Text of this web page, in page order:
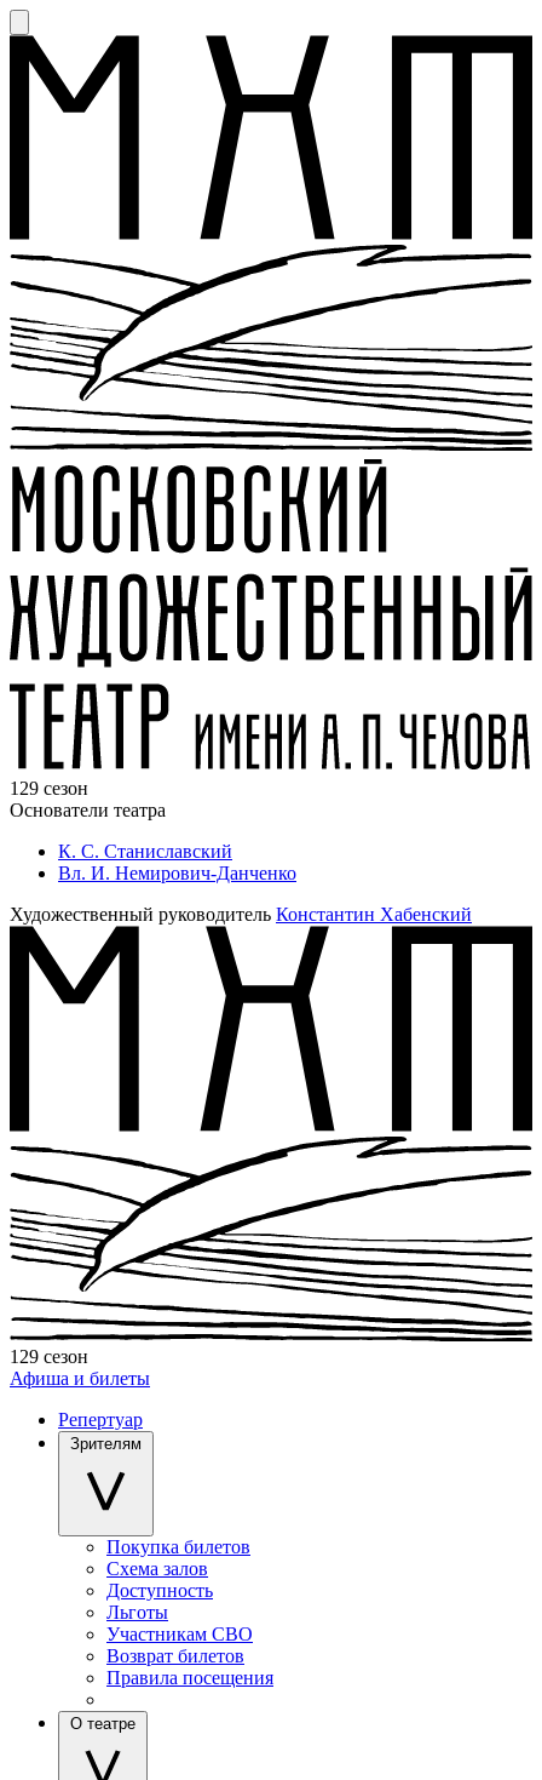
129 сезон
Основатели театра
К. С. Станиславский
Вл. И. Немирович-Данченко
Художественный руководитель Константин Хабенский
129 сезон
Афиша и билеты
Репертуар
Зрителям
Покупка билетов
Схема залов
Доступность
Льготы
Участникам СВО
Возврат билетов
Правила посещения
О театре